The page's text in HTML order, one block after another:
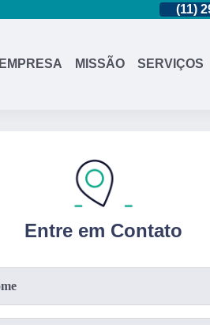
(11)
EMPRESA MISSÃO SERVIÇOS
Entre em Contato